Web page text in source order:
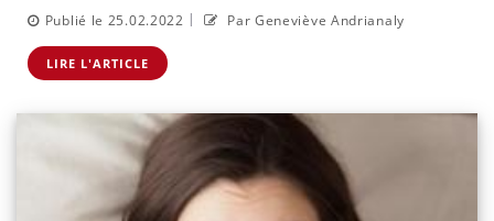
Publié le 25.02.2022 | Par Geneviève Andrianaly
LIRE L'ARTICLE